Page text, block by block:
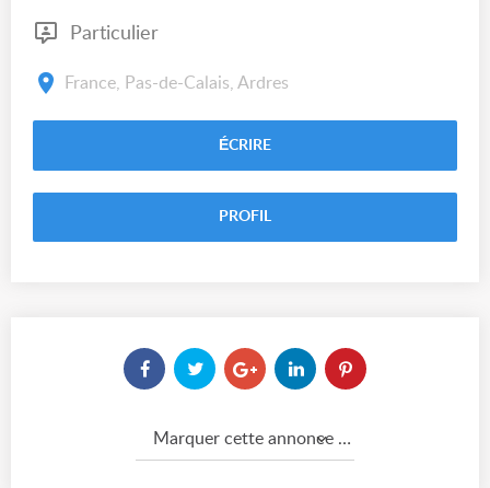
Particulier
France, Pas-de-Calais, Ardres
ÉCRIRE
PROFIL
Marquer cette annonce comme...